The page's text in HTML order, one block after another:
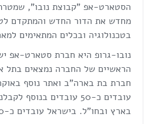
הסטארט-אפ "קבוצת נובו",
מחדש את הדור החדש והמתקדם
בטכנולוגיה ובכלים המתאימים למאה
נובו-גרופ היא חברת סטארט-אפ
הראשיים של החברה נמצאים בתל
חברת בת בארה"ב ואתר נוסף
עובדים כ-50 עובדים בנוסף
בארץ ובחו"ל. בישראל עובדים כ-40 מתוכם.